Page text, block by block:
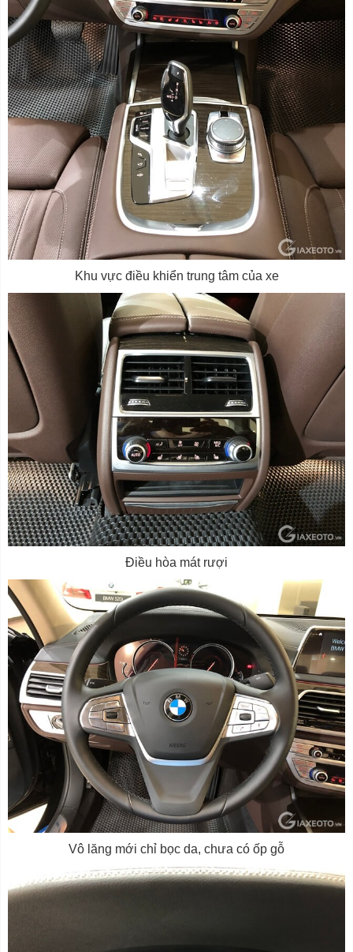
Khu vực điều khiển trung tâm của xe
Điều hòa mát rượi
Vô lăng mới chỉ bọc da, chưa có ốp gỗ